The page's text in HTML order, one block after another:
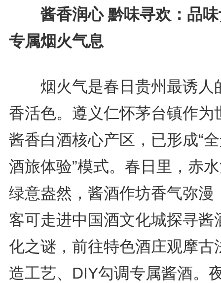
酱香润心 黔味寻欢：品
专属烟火气息
烟火气是春日贵州最诱人
香活色。遵义仁怀茅台镇作为
酱香白酒核心产区，已形成“
酒旅体验”模式。春日里，赤
绿意盎然，酱酒作坊香气弥漫
客可走进中国酒文化城探寻酱
化之谜，前往特色酒庄观摩古
造工艺、DIY勾调专属酱酒。